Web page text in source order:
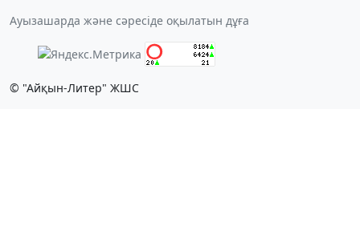
Ауызашарда және сәресіде оқылатын дұға
© "Айқын-Литер" ЖШС